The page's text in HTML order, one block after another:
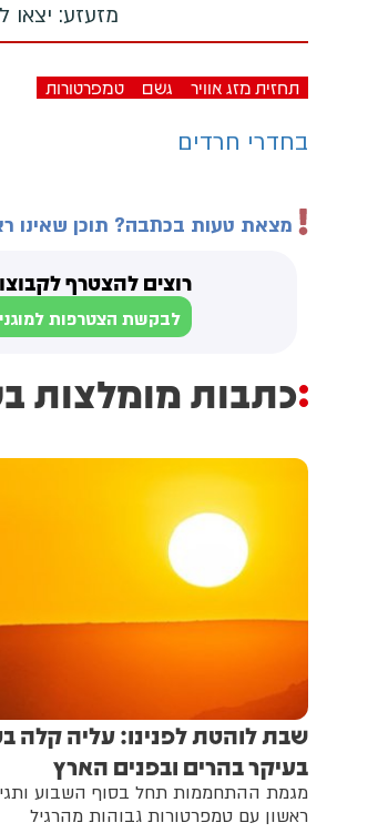
מזעזע: יצאו
תחזית מזג אוויר גשם טמפרטורות
בחדרי חרדים
מצאת טעות בכתבה? תוכן שאינו
רוצים להצטרף
לבקשת הצטרפות
כתבות מומלצות
שבת לוהטת לפנינו: עליה קלה
בעיקר בהרים ובפנים הארץ
מגמת ההתחממות תחל בסוף השבוע
ראשון עם טמפרטורות גבוהות מהרגיל